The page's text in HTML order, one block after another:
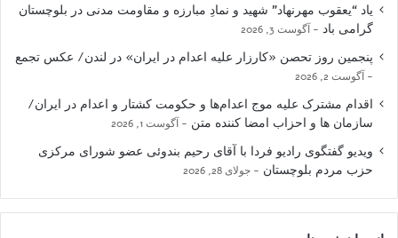
یاد “یعقوب مهرنهاد” شهید و نمادِ مبارزه و مقاومت مدنی در بلوچستان
گرامی باد
آگوست 3, 2026
پنجمین روز تحصن «کارزار علیه اعدام در ایران» در لندن/ عکس تجمع
آگوست 2, 2026
اقدام مشترک علیه موج اعدام‌ها و حکومت کشتار و اعدام در ایران/
سازمان ها و احزاب امضا کننده متن
آگوست 1, 2026
ویدیو گفتگوی رادیو فردا با آقای رحیم بندوئی عضو شورای مرکزی
حزب مردم بلوچستان
جولای 28, 2026